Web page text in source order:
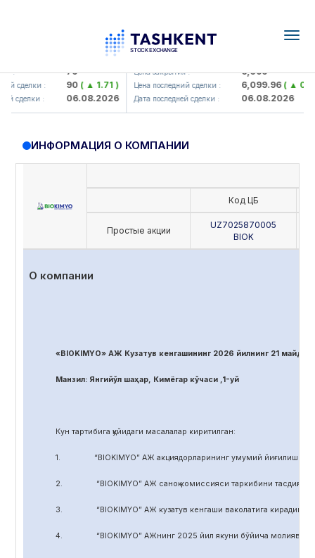
79
: ( ▲ 1.71 )
: 06.08.2026
UZMK (<O'zmetkombinat> AJ)
Цена закрытия : 6,099
Цена последний сделки : 6,099.96( ▲ 0.08 )
Дата последней сделки : 06.08.2026
ИНФОРМАЦИЯ О КОМПАНИИ
Код ЦБ
Простые акции
UZ7025870005
BIOK
О компании
«BIOKIMYO» АЖ Кузатув кенгашининг 2026 йилнинг 21
Манзил: Янгийўл шаҳар, Кимёгар кўчаси ,1-уй
Кун тартибига қуйидаги масалалар киритилган:
1. “BIOKIMYO” АЖ акциядорларининг умумий йиғилиши
2. “BIOKIMYO” АЖ саноқ комиссияси таркибини тасдиқлаш.
3. “BIOKIMYO” АЖ кузатув кенгаши ваколатига кирадиган
4. “BIOKIMYO” АЖнинг 2025 йил якуни бўйича молиявий-